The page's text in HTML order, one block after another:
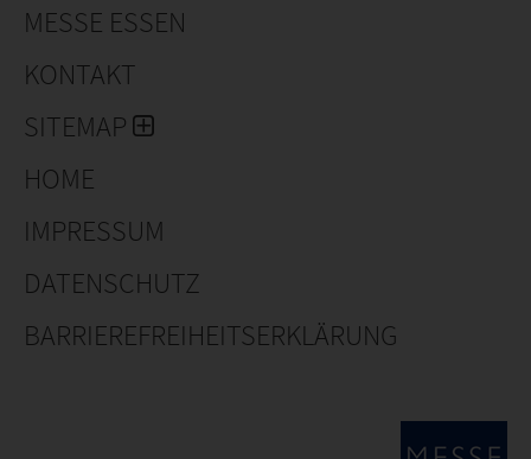
MESSE ESSEN
KONTAKT
SITEMAP
HOME
IMPRESSUM
DATENSCHUTZ
BARRIEREFREIHEITSERKLÄRUNG